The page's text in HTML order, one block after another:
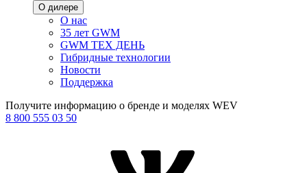
О дилере
О нас
35 лет GWM
GWM ТЕХ ДЕНЬ
Гибридные технологии
Новости
Поддержка
Получите информацию о бренде и моделях WEV
8 800 555 03 50